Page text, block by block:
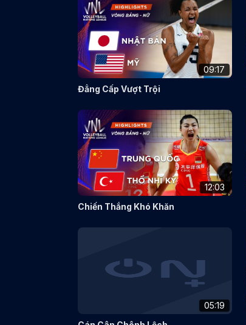
09:17
Đẳng Cấp Vượt Trội
12:03
Chiến Thắng Khó Khăn
05:19